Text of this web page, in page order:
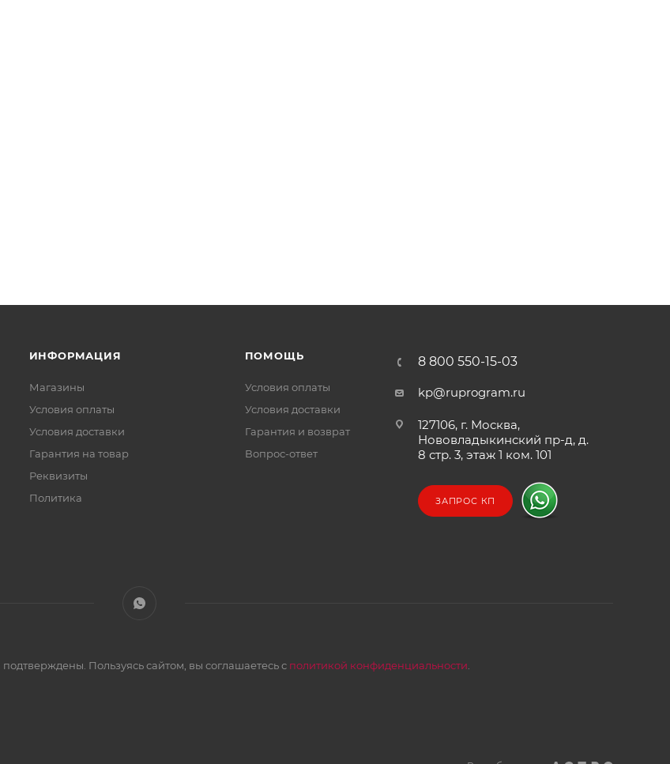
ИНФОРМАЦИЯ
Магазины
Условия оплаты
Условия доставки
Гарантия на товар
Реквизиты
Политика
ПОМОЩЬ
Условия оплаты
Условия доставки
Гарантия и возврат
Вопрос-ответ
8 800 550-15-03
kp@ruprogram.ru
127106, г. Москва,
Нововладыкинский пр-д, д.
8 стр. 3, этаж 1 ком. 101
ЗАПРОС КП
Пользуясь сайтом, вы соглашаетесь с политикой конфиденциальности